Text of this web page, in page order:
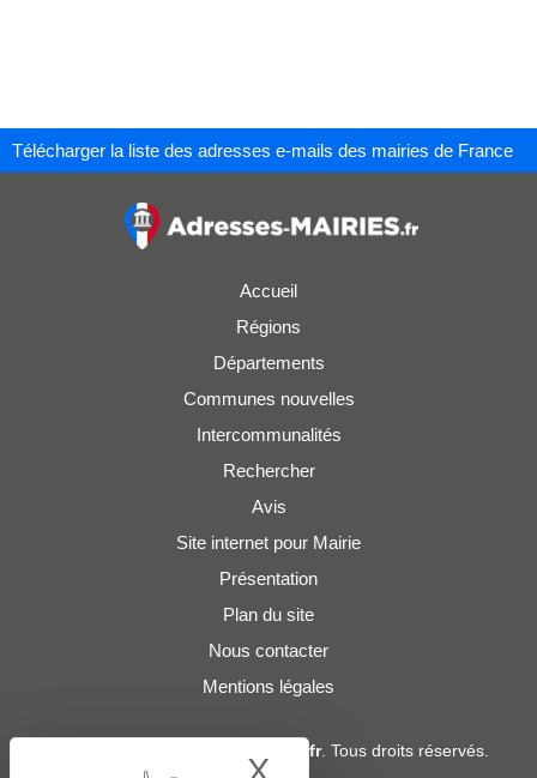
Télécharger la liste des adresses e-mails des mairies de France
Accueil
Régions
Départements
Communes nouvelles
Intercommunalités
Rechercher
Avis
Site internet pour Mairie
Présentation
Plan du site
Nous contacter
Mentions légales
Adresses-Mairies.fr. Tous droits réservés.